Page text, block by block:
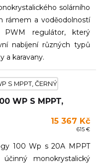
solárního
rámem a voděodolností
PWM regulátor, který
nabíjení různých typů
a karavany.
WP S MPPT,
15 367 Kč
615 €
100 Wp s 20A MPPT
monokrystalický